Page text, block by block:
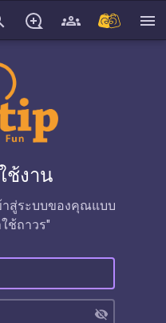
menu
ช้งาน
าสู่ระบบของคุณแบบ
ช้ถาวร"
visibility_off